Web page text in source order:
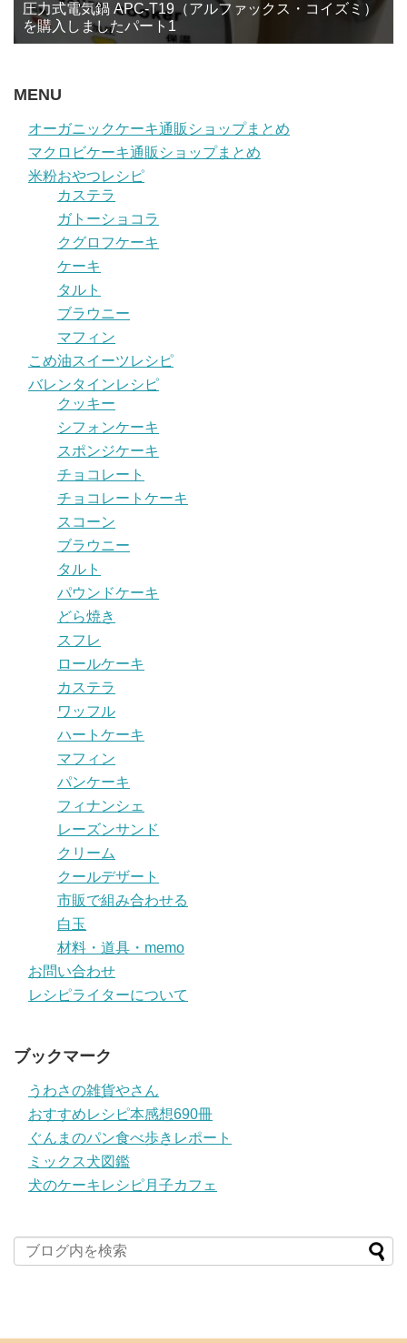
圧力式電気鍋 APC-T19（アルファックス・コイズミ）
を購入しましたパート1
MENU
オーガニックケーキ通販ショップまとめ
マクロビケーキ通販ショップまとめ
米粉おやつレシピ
カステラ
ガトーショコラ
クグロフケーキ
ケーキ
タルト
ブラウニー
マフィン
こめ油スイーツレシピ
バレンタインレシピ
クッキー
シフォンケーキ
スポンジケーキ
チョコレート
チョコレートケーキ
スコーン
ブラウニー
タルト
パウンドケーキ
どら焼き
スフレ
ロールケーキ
カステラ
ワッフル
ハートケーキ
マフィン
パンケーキ
フィナンシェ
レーズンサンド
クリーム
クールデザート
市販で組み合わせる
白玉
材料・道具・memo
お問い合わせ
レシピライターについて
ブックマーク
うわさの雑貨やさん
おすすめレシピ本感想690冊
ぐんまのパン食べ歩きレポート
ミックス犬図鑑
犬のケーキレシピ月子カフェ